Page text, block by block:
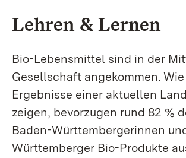
Lehren & Lernen
Bio-Lebensmittel sind in der
Gesellschaft angekommen.
Ergebnisse einer aktuellen
zeigen, bevorzugen rund 82 %
Baden-Württembergerinnen
Württemberger Bio-Produkte